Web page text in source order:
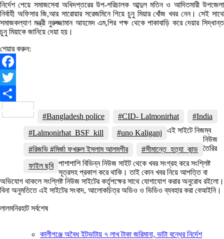
নির্দেশ পেয়ে সমাজসেবা অধিদপ্তরের উপ-পরিচালক আব্দুল মতিন ও আদিতমারী উপজেলা
নির্বাহী অফিসার জি,আর সারোয়ার সরেজমিনে গিয়ে চুনু মিয়ার খোঁজ খবর নেন। সেই সাথে
সমাজকল্যাণ মন্ত্রী নুরুজ্জামান আহমেদ এম,পির পক্ষ থেকে পাকাবাড়ি করে দেয়ার সিদ্ধান্ত
চুনু মিয়াকে জানিয়ে দেয়া হয়।
শেয়ার করুন:
Facebook
Twitter
#Bangladesh police
#CID- Lalmonirhat
#India
#Lalmonirhat_BSF_kill
#uno Kaliganj
#রিজভি #মির্জা ফখরুল ইসলাম আলমগীর
#সীমান্তে_হত্যা_কান্ড
ফাইল ছবি
এই সাইটে নিজম্ব
নিউজ
তৈরির
পাশাপাশি বিভিন্ন নিউজ সাইট থেকে খবর সংগ্রহ করে সংশ্লিষ্ট
সূত্রসহ প্রকাশ করে থাকি। তাই কোন খবর নিয়ে আপত্তি বা
অভিযোগ থাকলে সংশ্লিষ্ট নিউজ সাইটের কর্তৃপক্ষের সাথে যোগাযোগ করার অনুরোধ রইলো।
বিনা অনুমতিতে এই সাইটের সংবাদ, আলোকচিত্র অডিও ও ভিডিও ব্যবহার করা বেআইনি।
লালমনিরহাট সর্বশেষ
কালীগঞ্জে অবৈধ ইটভাটায় ৭ লাখ টাকা জরিমানা, ভাটা বন্ধের নির্দেশ